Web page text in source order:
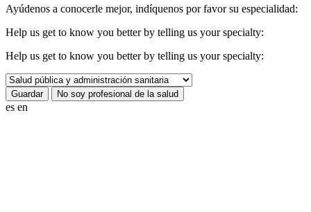
Ayúdenos a conocerle mejor, indíquenos por favor su especialidad:
Help us get to know you better by telling us your specialty:
Help us get to know you better by telling us your specialty:
es en